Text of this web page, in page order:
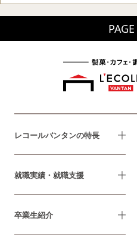
レコールバンタンの特長
就職実績・就職支援
卒業生紹介